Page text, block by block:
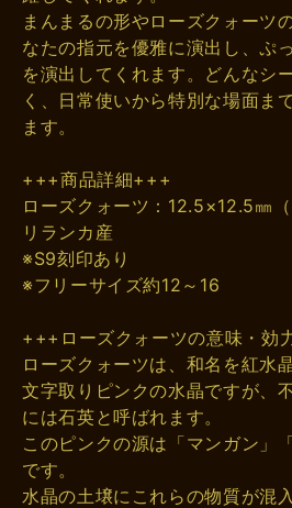
まんまるの形やローズクォーツ
なたの指元を優雅に演出し、ぷ
を演出してくれます。どんなシ
く、日常使いから特別な場面ま
ます。
+++商品詳細+++
ローズクォーツ：12.5×12.5㎜
リランカ産
※S9刻印あり
※フリーサイズ約12～16
+++ローズクォーツの意味・効
ローズクォーツは、和名を紅水
文字取りピンクの水晶ですが、
には石英と呼ばれます。
このピンクの源は「マンガン」
です。
水晶の土壌にこれらの物質が混